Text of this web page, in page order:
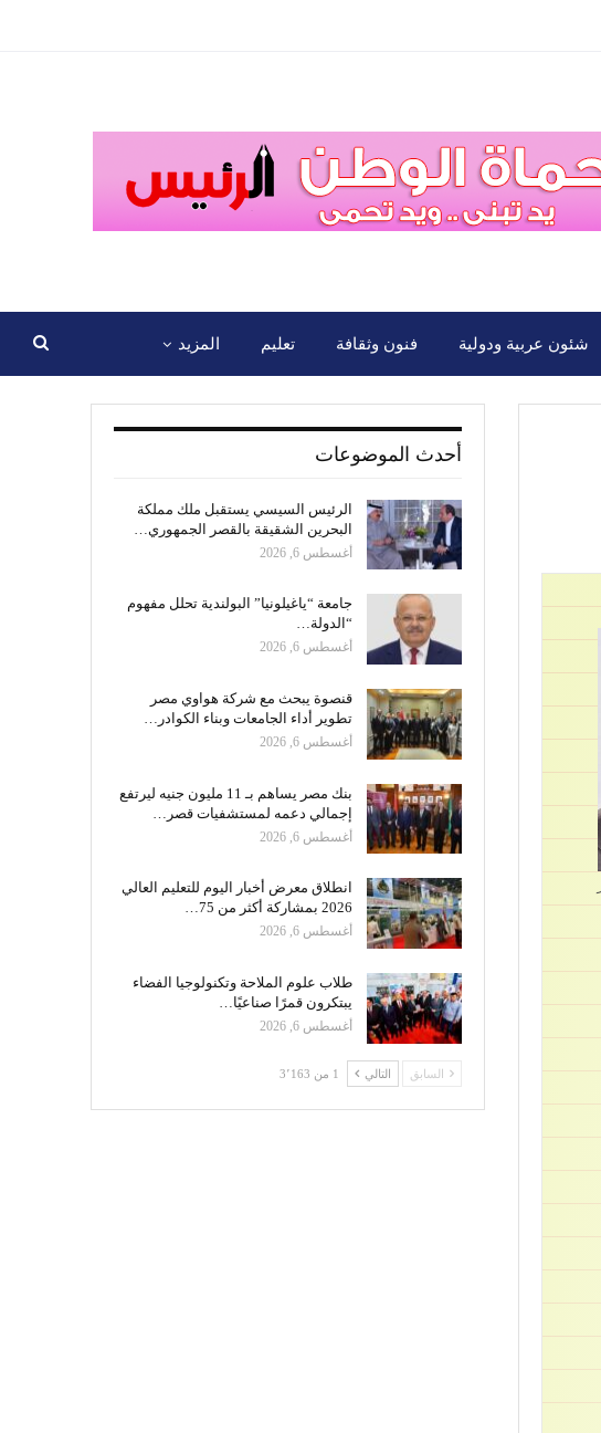
شئون عربية ودولية فنون وثقافة تعليم المزيد
أحدث الموضوعات
الرئيس السيسي يستقبل ملك مملكة
البحرين الشقيقة بالقصر الجمهوري…
أغسطس 6, 2026
جامعة “ياغيلونيا” البولندية تحلل مفهوم
“الدولة…
أغسطس 6, 2026
قنصوة يبحث مع شركة هواوي مصر
تطوير أداء الجامعات وبناء الكوادر…
أغسطس 6, 2026
بنك مصر يساهم بـ 11 مليون جنيه ليرتفع
إجمالي دعمه لمستشفيات قصر…
أغسطس 6, 2026
انطلاق معرض أخبار اليوم للتعليم العالي
2026 بمشاركة أكثر من 75…
أغسطس 6, 2026
طلاب علوم الملاحة وتكنولوجيا الفضاء
يبتكرون قمرًا صناعيًا…
أغسطس 6, 2026
السابق التالي 1 من 3٬163